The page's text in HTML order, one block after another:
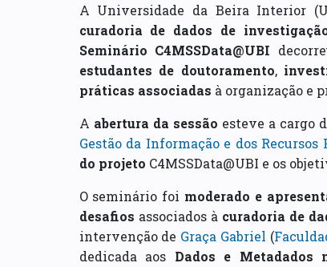
A Universidade da Beira Interior
curadoria de dados de
Seminário C4MSSData@UBI
estudantes de doutoramento,
práticas associadas à organização e
A abertura da sessão esteve a cargo
Gestão da Informação e dos Recursos
do projeto C4MSSData@UBI e os
O seminário foi moderado e
desafios associados à curadoria de
intervenção de Graça Gabriel (
dedicada aos Dados e Metadados